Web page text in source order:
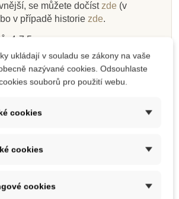
se můžete dočíst zde (v
v případě historie zde.
4-7,5 cm
3+
krabičku, do které může repliky
ukládají v souladu se zákony na vaše
nazývané cookies. Odsouhlaste
souborů pro použití webu.
cookies
cookies
cookies